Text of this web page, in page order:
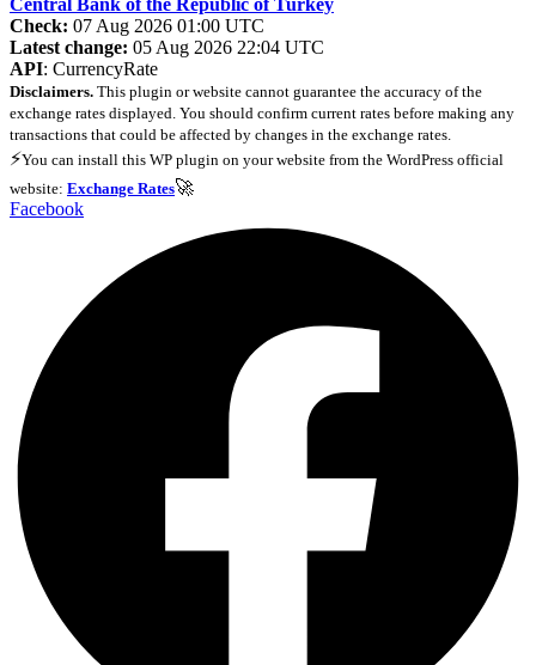
Central Bank of the Republic of Turkey
Check: 07 Aug 2026 01:00 UTC
Latest change: 05 Aug 2026 22:04 UTC
API: CurrencyRate
Disclaimers. This plugin or website cannot guarantee the accuracy of the
exchange rates displayed. You should confirm current rates before making any
transactions that could be affected by changes in the exchange rates.
⚡You can install this WP plugin on your website from the WordPress official
website: Exchange Rates🚀
Facebook